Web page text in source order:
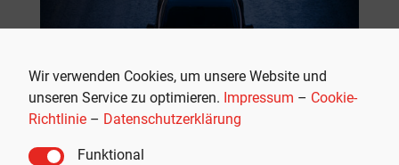
Wir verwenden Cookies, um unsere Website und
unseren Service zu optimieren. Impressum – Cookie-
Richtlinie – Datenschutzerklärung
Funktional